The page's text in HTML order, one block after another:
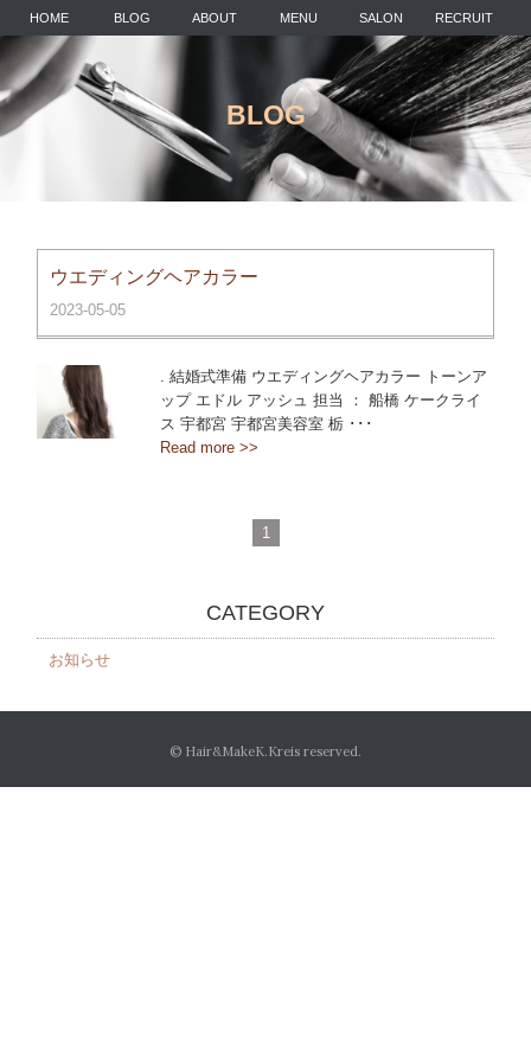
HOME BLOG ABOUT MENU SALON RECRUIT
BLOG
ウエディングヘアカラー
2023-05-05
. 結婚式準備 ウエディングヘアカラー トーンア
ップ エドル アッシュ 担当 ： 船橋 ケークライ
ス 宇都宮 宇都宮美容室 栃 ･･･
Read more >>
1
CATEGORY
お知らせ
© Hair&MakeK.Kreis reserved.